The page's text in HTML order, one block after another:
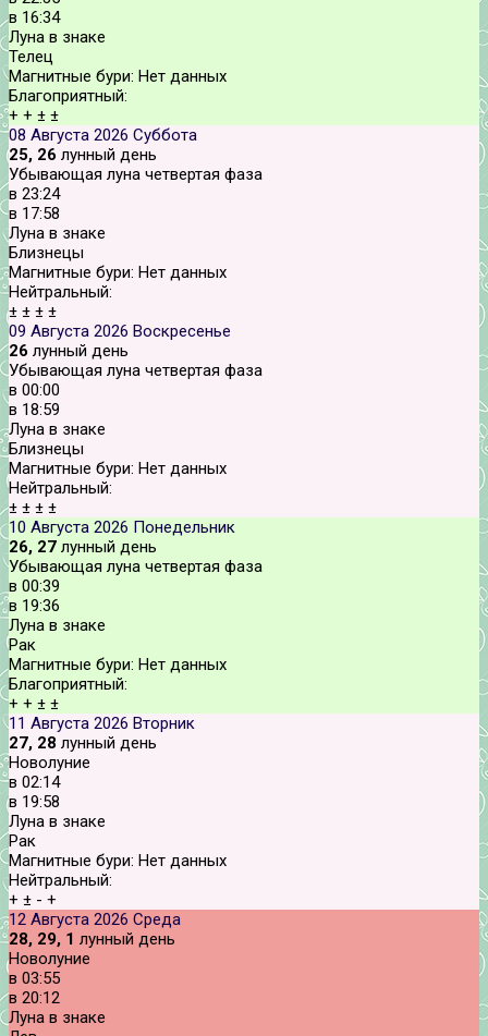
в 16:34
Луна в знаке
Телец
Магнитные бури: Нет данных
Благоприятный:
+ + ± ±
08 Августа 2026 Суббота
25, 26 лунный день
Убывающая луна четвертая фаза
в 23:24
в 17:58
Луна в знаке
Близнецы
Магнитные бури: Нет данных
Нейтральный:
± ± ± ±
09 Августа 2026 Воскресенье
26 лунный день
Убывающая луна четвертая фаза
в 00:00
в 18:59
Луна в знаке
Близнецы
Магнитные бури: Нет данных
Нейтральный:
± ± ± ±
10 Августа 2026 Понедельник
26, 27 лунный день
Убывающая луна четвертая фаза
в 00:39
в 19:36
Луна в знаке
Рак
Магнитные бури: Нет данных
Благоприятный:
+ + ± ±
11 Августа 2026 Вторник
27, 28 лунный день
Новолуние
в 02:14
в 19:58
Луна в знаке
Рак
Магнитные бури: Нет данных
Нейтральный:
+ ± - +
12 Августа 2026 Среда
28, 29, 1 лунный день
Новолуние
в 03:55
в 20:12
Луна в знаке